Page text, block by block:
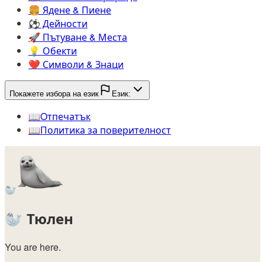
🍔️ Ядене & Пиене
⚽️ Дейности
🚀️ Пътуване & Места
💡️ Обекти
❤️ Символи & Знаци
Покажете избора на език Език:
📖️Oтпечатък
📖️Политика за поверителност
🦭
🦭 Тюлен
You are here.